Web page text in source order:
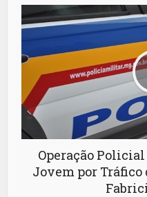
Operação
Jovem por Tráfico